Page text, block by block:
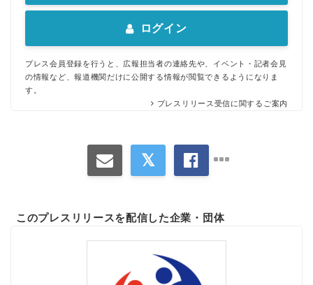
ログイン
プレス会員登録を行うと、広報担当者の連絡先や、イベント・記者会見
の情報など、報道機関だけに公開する情報が閲覧できるようになりま
す。
プレスリリース受信に関するご案内
このプレスリリースを配信した企業・団体